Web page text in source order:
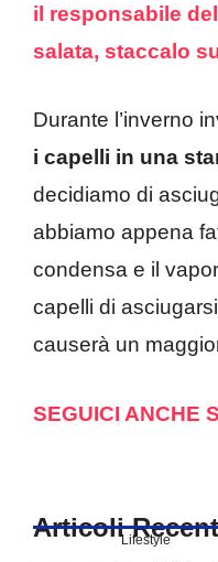
il responsabile
salata, staccalo
Durante l’inverno
i capelli in una
decidiamo di
abbiamo appena
condensa e il
capelli di
causerà un
SEGUICI ANCHE
ArticoliLifestyle